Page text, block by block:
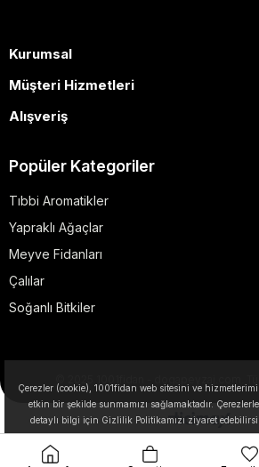
Kurumsal
Müşteri Hizmetleri
Alışveriş
Popüler Kategoriler
Tıbbi Aromatikler
Yapraklı Ağaçlar
Meyve Fidanları
Çalılar
Soğanlı Bitkiler
© 2025 1001fidan - dogapeyzaj.com.
Çerezler (cookie), 1001fidan web sitesini ve
etkin bir şekilde sunmamızı sağlamaktadır.
detaylı bilgi için Gizlilik Politikamızı ziyaret